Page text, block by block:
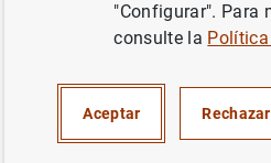
Congreso de los Diputados
El gobernador, José Luis
"Configurar". Para
consulte la Política
Aceptar Rechazar